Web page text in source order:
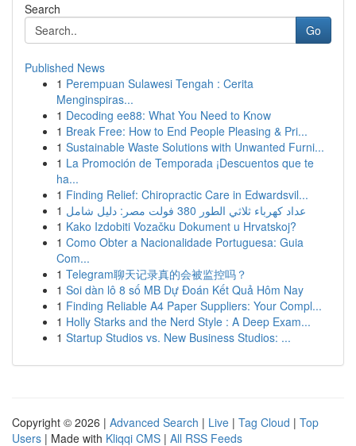
Search
Go
Published News
1 Perempuan Sulawesi Tengah : Cerita
Menginspiras...
1 Decoding ee88: What You Need to Know
1 Break Free: How to End People Pleasing & Pri...
1 Sustainable Waste Solutions with Unwanted Furni...
1 La Promoción de Temporada ¡Descuentos que te
ha...
1 Finding Relief: Chiropractic Care in Edwardsvil...
1
عداد كهرباء ثلاثي الطور 380 فولت مصر: دليل شامل
1 Kako Izdobiti Vozačku Dokument u Hrvatskoj?
1 Como Obter a Nacionalidade Portuguesa: Guia
Com...
1 Telegram聊天记录真的会被监控吗？
1 Soi dàn lô 8 số MB Dự Đoán Kết Quả Hôm Nay
1 Finding Reliable A4 Paper Suppliers: Your Compl...
1 Holly Starks and the Nerd Style : A Deep Exam...
1 Startup Studios vs. New Business Studios: ...
Copyright © 2026 | Advanced Search | Live | Tag Cloud | Top
Users | Made with Kliqqi CMS | All RSS Feeds